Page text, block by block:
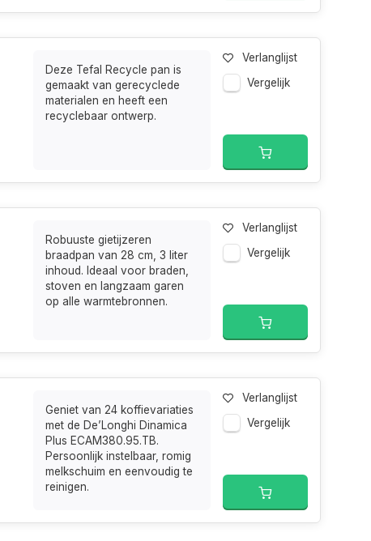
Deze Tefal Recycle pan is
gemaakt van gerecyclede
materialen en heeft een
recyclebaar ontwerp.
Verlanglijst
Vergelijk
Robuuste gietijzeren
braadpan van 28 cm, 3 liter
inhoud. Ideaal voor braden,
stoven en langzaam garen
op alle warmtebronnen.
Verlanglijst
Vergelijk
Geniet van 24 koffievariaties
met de De’Longhi Dinamica
Plus ECAM380.95.TB.
Persoonlijk instelbaar, romig
melkschuim en eenvoudig te
reinigen.
Verlanglijst
Vergelijk